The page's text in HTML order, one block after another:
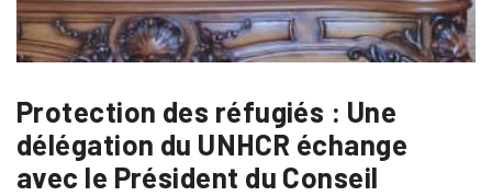
Protection des réfugiés : Une
délégation du UNHCR échange
avec le Président du Conseil